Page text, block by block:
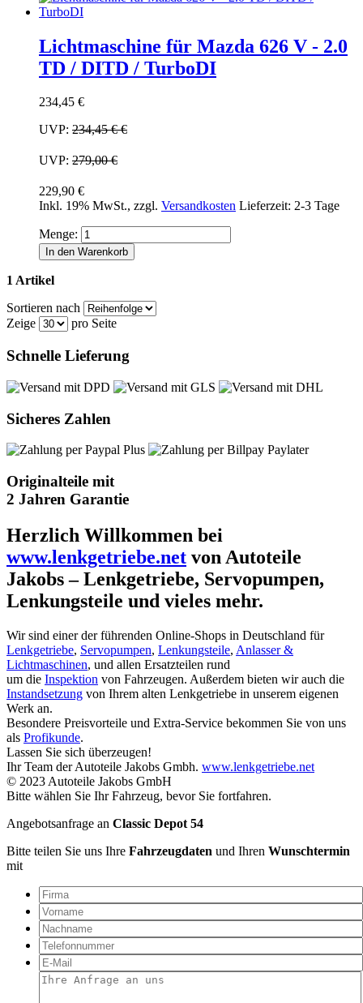
Lichtmaschine für Mazda 626 V - 2.0
TD / DITD / TurboDI
234,45 €
UVP: 234,45 €€
UVP: 279,00 €
229,90 €
Inkl. 19% MwSt., zzgl. Versandkosten Lieferzeit: 2-3 Tage
Menge:
In den Warenkorb
1 Artikel
Sortieren nach
Zeige
pro Seite
Schnelle Lieferung
Sicheres Zahlen
Originalteile mit
2 Jahren Garantie
Herzlich Willkommen bei
www.lenkgetriebe.net von Autoteile
Jakobs – Lenkgetriebe, Servopumpen,
Lenkungsteile und vieles mehr.
Wir sind einer der führenden Online-Shops in Deutschland für
Lenkgetriebe, Servopumpen, Lenkungsteile, Anlasser &
Lichtmaschinen, und allen Ersatzteilen rund
um die Inspektion von Fahrzeugen. Außerdem bieten wir auch die
Instandsetzung von Ihrem alten Lenkgetriebe in unserem eigenen
Werk an.
Besondere Preisvorteile und Extra-Service bekommen Sie von uns
als Profikunde.
Lassen Sie sich überzeugen!
Ihr Team der Autoteile Jakobs Gmbh. www.lenkgetriebe.net
© 2023 Autoteile Jakobs GmbH
Bitte wählen Sie Ihr Fahrzeug, bevor Sie fortfahren.
Angebotsanfrage an Classic Depot 54
Bitte teilen Sie uns Ihre Fahrzeugdaten und Ihren Wunschtermin
mit